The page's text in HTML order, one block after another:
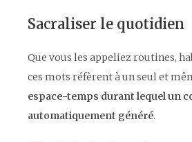
Sacraliser le quotidien
Que vous les appeliez routines,
ces mots réfèrent à un seul et
espace-temps durant lequel un
automatiquement généré.